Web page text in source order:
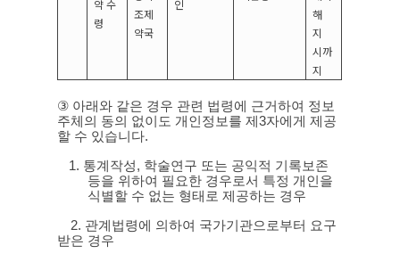
약 수
령
조제
약국
인
해
지
시까
지
③ 아래와 같은 경우 관련 법령에 근거하여 정보
주체의 동의 없이도 개인정보를 제3자에게 제공
할 수 있습니다.
1. 통계작성, 학술연구 또는 공익적 기록보존
등을 위하여 필요한 경우로서 특정 개인을
식별할 수 없는 형태로 제공하는 경우
2. 관계법령에 의하여 국가기관으로부터 요구
받은 경우